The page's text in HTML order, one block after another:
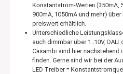
Konstantstrom-Werten (350mA,
900mA, 1050mA und mehr)
preiswert erhältlich.
Unterschiedliche
auch dimmbar über 1..10V,
Casambi sind hier nachstehend
finden. Gerne sind wir bei der
LED Treiber =